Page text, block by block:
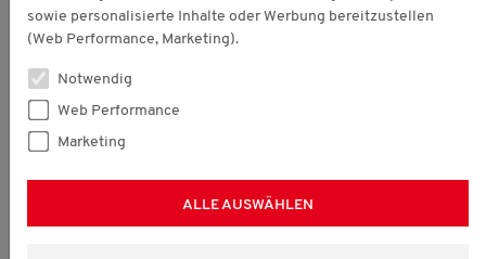
sowie personalisierte Inhalte oder Werbung bereitzustellen
(Web Performance, Marketing).
Notwendig
Web Performance
Marketing
ALLE AUSWÄHLEN